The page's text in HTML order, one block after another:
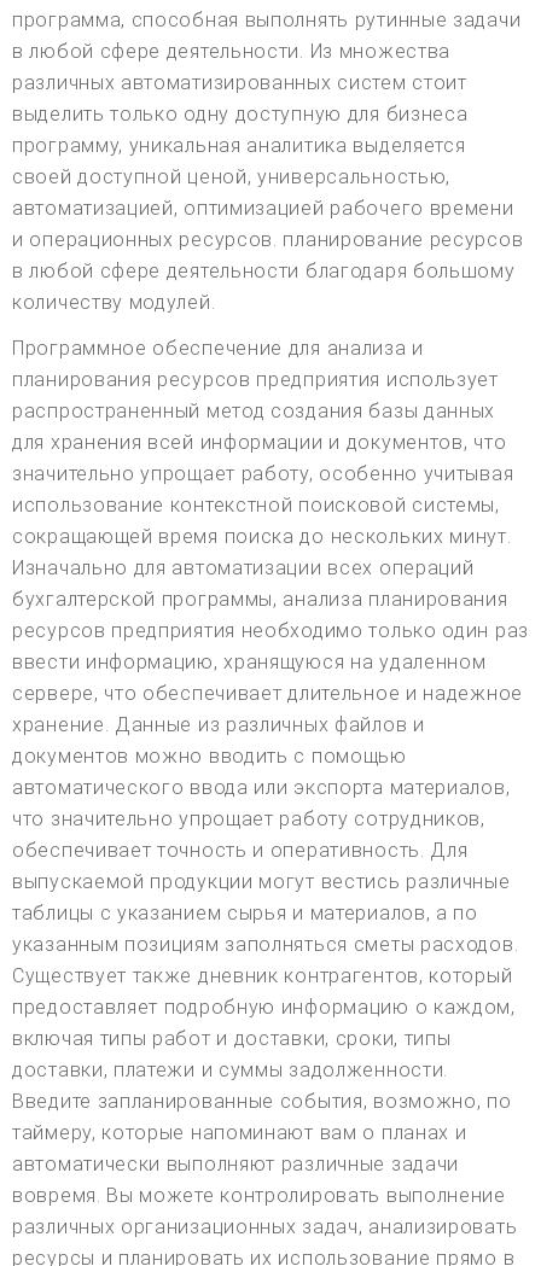
программа, способная выполнять рутинные задачи
в любой сфере деятельности. Из множества
различных автоматизированных систем стоит
выделить только одну доступную для бизнеса
программу, уникальная аналитика выделяется
своей доступной ценой, универсальностью,
автоматизацией, оптимизацией рабочего времени
и операционных ресурсов. планирование ресурсов
в любой сфере деятельности благодаря большому
количеству модулей.
Программное обеспечение для анализа и
планирования ресурсов предприятия использует
распространенный метод создания базы данных
для хранения всей информации и документов, что
значительно упрощает работу, особенно учитывая
использование контекстной поисковой системы,
сокращающей время поиска до нескольких минут.
Изначально для автоматизации всех операций
бухгалтерской программы, анализа планирования
ресурсов предприятия необходимо только один раз
ввести информацию, хранящуюся на удаленном
сервере, что обеспечивает длительное и надежное
хранение. Данные из различных файлов и
документов можно вводить с помощью
автоматического ввода или экспорта материалов,
что значительно упрощает работу сотрудников,
обеспечивает точность и оперативность. Для
выпускаемой продукции могут вестись различные
таблицы с указанием сырья и материалов, а по
указанным позициям заполняться сметы расходов.
Существует также дневник контрагентов, который
предоставляет подробную информацию о каждом,
включая типы работ и доставки, сроки, типы
доставки, платежи и суммы задолженности.
Введите запланированные события, возможно, по
таймеру, которые напоминают вам о планах и
автоматически выполняют различные задачи
вовремя. Вы можете контролировать выполнение
различных организационных задач, анализировать
ресурсы и планировать их использование прямо в